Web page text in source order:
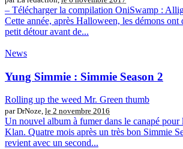
– Télécharger la compilation OniSwamp :
Cette année, après Halloween, les démons ont
petit détour avant de...
News
Yung Simmie : Simmie Season 2
Rolling up the weed Mr. Green thumb
par DrNoze, le 2 novembre 2016
Un nouvel album à fumer dans le canapé pour
Klan. Quatre mois après un très bon Simmie
revient avec un second...